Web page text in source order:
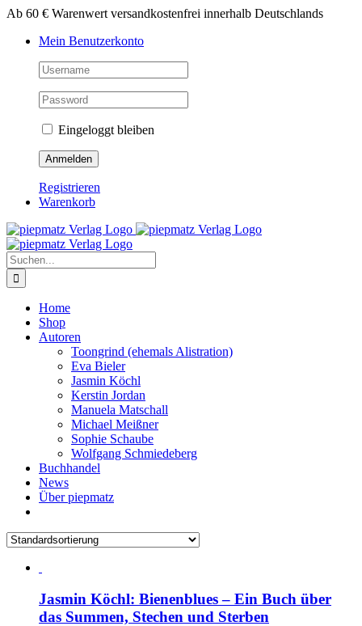
Zum
springen
Ab 60 € Warenwert versandkostenfrei innerhalb Deutschlands
Mein Benutzerkonto
Eingeloggt bleiben
Registrieren
Warenkorb
Suche
nach:
Home
Shop
Autoren
Toongrind (ehemals Alistration)
Eva Bieler
Jasmin Köchl
Kerstin Jordan
Manuela Matschall
Michael Meißner
Sophie Schaube
Wolfgang Schmiedeberg
Buchhandel
News
Über piepmatz
Jasmin Köchl: Bienenblues – Ein Buch über
das Summen, Stechen und Sterben